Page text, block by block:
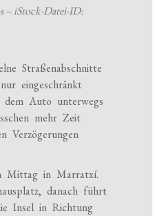
– iStock-Datei-ID:
Straßenabschnitte
eingeschränkt
Auto unterwegs
mehr Zeit
Verzögerungen
Mittag in Marratxí.
danach führt
Insel in Richtung